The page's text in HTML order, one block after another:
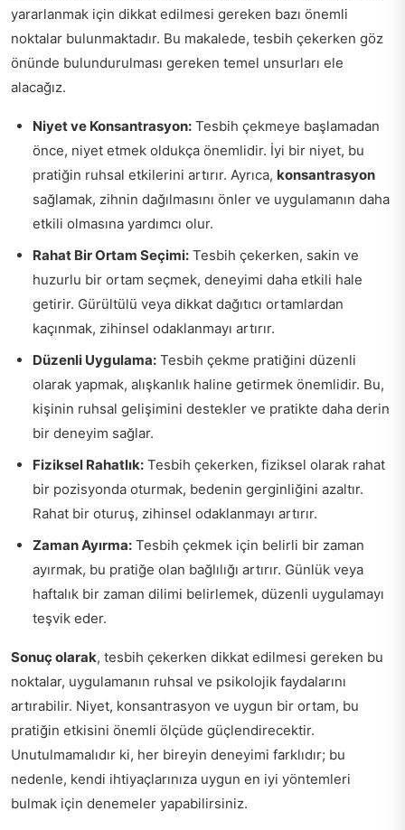
yararlanmak için dikkat edilmesi gereken bazı önemli
noktalar bulunmaktadır. Bu makalede, tesbih çekerken göz
önünde bulundurulması gereken temel unsurları ele
alacağız.
Niyet ve Konsantrasyon: Tesbih çekmeye başlamadan
önce, niyet etmek oldukça önemlidir. İyi bir niyet, bu
pratiğin ruhsal etkilerini artırır. Ayrıca, konsantrasyon
sağlamak, zihnin dağılmasını önler ve uygulamanın daha
etkili olmasına yardımcı olur.
Rahat Bir Ortam Seçimi: Tesbih çekerken, sakin ve
huzurlu bir ortam seçmek, deneyimi daha etkili hale
getirir. Gürültülü veya dikkat dağıtıcı ortamlardan
kaçınmak, zihinsel odaklanmayı artırır.
Düzenli Uygulama: Tesbih çekme pratiğini düzenli
olarak yapmak, alışkanlık haline getirmek önemlidir. Bu,
kişinin ruhsal gelişimini destekler ve pratikte daha derin
bir deneyim sağlar.
Fiziksel Rahatlık: Tesbih çekerken, fiziksel olarak rahat
bir pozisyonda oturmak, bedenin gerginliğini azaltır.
Rahat bir oturuş, zihinsel odaklanmayı artırır.
Zaman Ayırma: Tesbih çekmek için belirli bir zaman
ayırmak, bu pratiğe olan bağlılığı artırır. Günlük veya
haftalık bir zaman dilimi belirlemek, düzenli uygulamayı
teşvik eder.
Sonuç olarak, tesbih çekerken dikkat edilmesi gereken bu
noktalar, uygulamanın ruhsal ve psikolojik faydalarını
artırabilir. Niyet, konsantrasyon ve uygun bir ortam, bu
pratiğin etkisini önemli ölçüde güçlendirecektir.
Unutulmamalıdır ki, her bireyin deneyimi farklıdır; bu
nedenle, kendi ihtiyaçlarınıza uygun en iyi yöntemleri
bulmak için denemeler yapabilirsiniz.